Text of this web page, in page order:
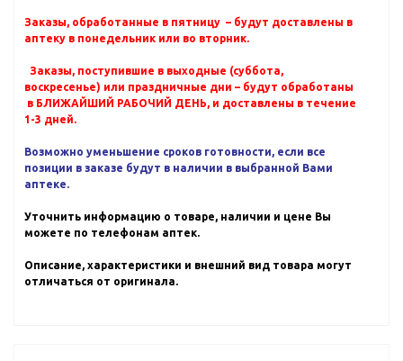
Заказы, обработанные в пятницу – будут доставлены в
аптеку в понедельник или во вторник.
Заказы, поступившие в выходные (суббота,
воскресенье) или праздничные дни – будут обработаны
в БЛИЖАЙШИЙ РАБОЧИЙ ДЕНЬ, и доставлены в течение
1-3 дней.
Возможно уменьшение сроков готовности, если все
позиции в заказе будут в наличии в выбранной Вами
аптеке.
Уточнить информацию о товаре, наличии и цене Вы
можете по телефонам аптек.
Описание, характеристики и внешний вид товара могут
отличаться от оригинала.